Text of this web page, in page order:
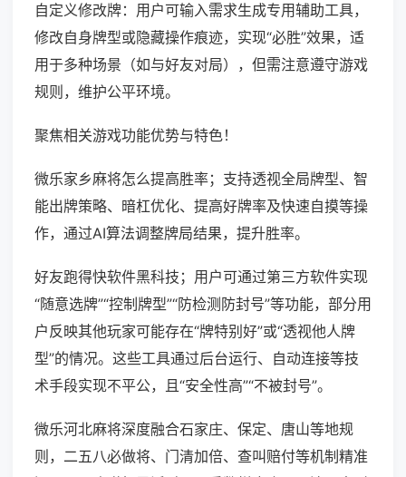
自定义修改牌：用户可输入需求生成专用辅助工具，
修改自身牌型或隐藏操作痕迹，实现“必胜”效果，适
用于多种场景（如与好友对局），但需注意遵守游戏
规则，维护公平环境。
聚焦相关游戏功能优势与特色！
微乐家乡麻将怎么提高胜率；支持透视全局牌型、智
能出牌策略、暗杠优化、提高好牌率及快速自摸等操
作，通过AI算法调整牌局结果，提升胜率。
好友跑得快软件黑科技；用户可通过第三方软件实现
“随意选牌”“控制牌型”“防检测防封号”等功能，部分用
户反映其他玩家可能存在“牌特别好”或“透视他人牌
型”的情况。这些工具通过后台运行、自动连接等技
术手段实现不平公，且“安全性高”“不被封号”。
微乐河北麻将深度融合石家庄、保定、唐山等地规
则，二五八必做将、门清加倍、查叫赔付等机制精准